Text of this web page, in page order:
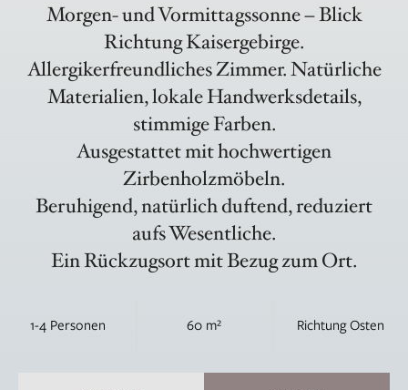
Morgen- und Vormittagssonne – Blick
Richtung Kaisergebirge.
Allergikerfreundliches Zimmer. Natürliche
Materialien, lokale Handwerksdetails,
stimmige Farben.
Ausgestattet mit hochwertigen
Zirbenholzmöbeln.
Beruhigend, natürlich duftend, reduziert
aufs Wesentliche.
Ein Rückzugsort mit Bezug zum Ort.
1-4 Personen 60 m² Richtung Osten